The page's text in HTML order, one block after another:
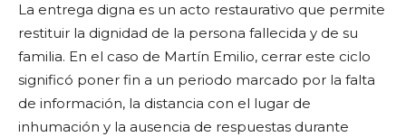
La entrega digna es un acto restaurativo que permite
restituir la dignidad de la persona fallecida y de su
familia. En el caso de Martín Emilio, cerrar este ciclo
significó poner fin a un periodo marcado por la falta
de información, la distancia con el lugar de
inhumación y la ausencia de respuestas durante